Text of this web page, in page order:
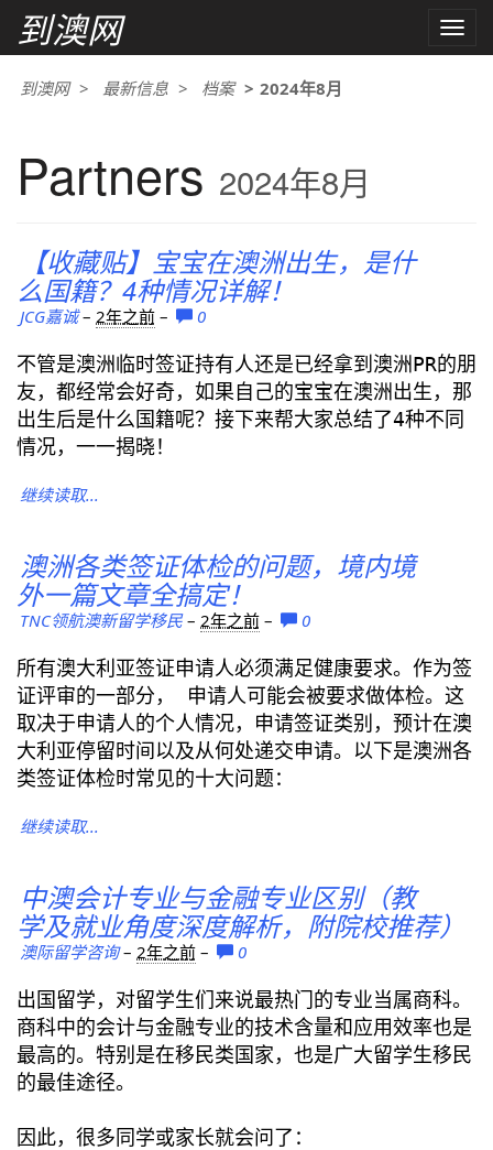
到澳网
Toggle
到澳网 最新信息 档案 2024年8月
Partners 2024年8月
【收藏贴】宝宝在澳洲出生，是什
么国籍？4种情况详解！
JCG嘉诚– 2年之前 – 0
不管是澳洲临时签证持有人还是已经拿到澳洲PR的朋
友，都经常会好奇，如果自己的宝宝在澳洲出生，那
出生后是什么国籍呢？接下来帮大家总结了4种不同
情况，一一揭晓！
继续读取...
澳洲各类签证体检的问题，境内境
外一篇文章全搞定！
TNC领航澳新留学移民– 2年之前 – 0
所有澳大利亚签证申请人必须满足健康要求。作为签
证评审的一部分， 申请人可能会被要求做体检。这
取决于申请人的个人情况，申请签证类别，预计在澳
大利亚停留时间以及从何处递交申请。以下是澳洲各
类签证体检时常见的十大问题：
继续读取...
中澳会计专业与金融专业区别（教
学及就业角度深度解析，附院校推荐）
澳际留学咨询– 2年之前 – 0
出国留学，对留学生们来说最热门的专业当属商科。
商科中的会计与金融专业的技术含量和应用效率也是
最高的。特别是在移民类国家，也是广大留学生移民
的最佳途径。
因此，很多同学或家长就会问了：